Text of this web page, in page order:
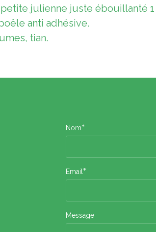
julienne juste ébouillanté 1
anti adhésive.
tian.
Nom*
Email *
Message